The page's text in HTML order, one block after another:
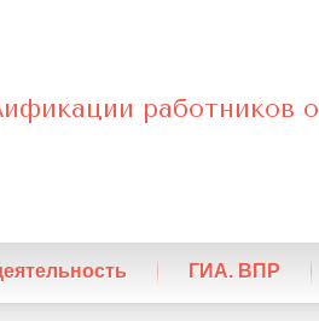
работников
ГИА. ВПР